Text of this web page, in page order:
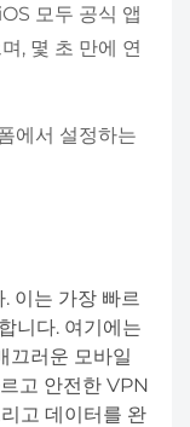
모두 공식 앱
, 몇 초 만에 연
에서 설정하는
이는 가장 빠르
니다. 여기에는
끄러운 모바일
고 안전한 VPN
고 데이터를 완